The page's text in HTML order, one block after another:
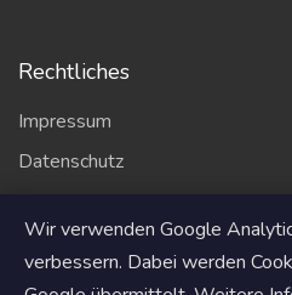
Rechtliches
Impressum
Datenschutz
Partner
Wir verwenden Google
verbessern. Dabei werden